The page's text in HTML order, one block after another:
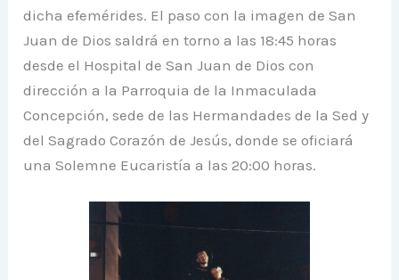
dicha efemérides. El paso con la imagen de San
Juan de Dios saldrá en torno a las 18:45 horas
desde el Hospital de San Juan de Dios con
dirección a la Parroquia de la Inmaculada
Concepción, sede de las Hermandades de la Sed y
del Sagrado Corazón de Jesús, donde se oficiará
una Solemne Eucaristía a las 20:00 horas.